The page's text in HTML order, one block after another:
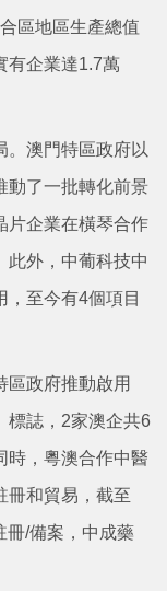
區地區生產總值
有企業達1.7萬
。澳門特區政府以
動了一批轉化前景
片企業在橫琴合作
此外，中葡科技中
至今有4個項目
區政府推動啟用
標誌，2家澳企共6
時，粵澳合作中醫
冊和貿易，截至
冊/備案，中成藥